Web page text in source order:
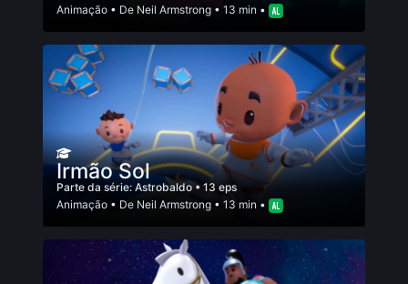
Animação • De Neil Armstrong • 13 min •
Irmão Sol
Parte da série: Astrobaldo • 13 eps
Animação • De Neil Armstrong • 13 min •